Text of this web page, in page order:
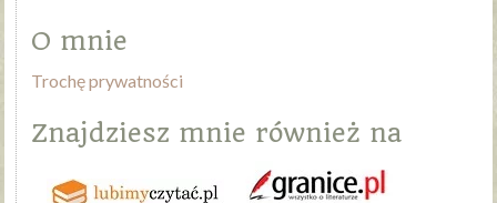
O mnie
Trochę prywatności
Znajdziesz mnie również na